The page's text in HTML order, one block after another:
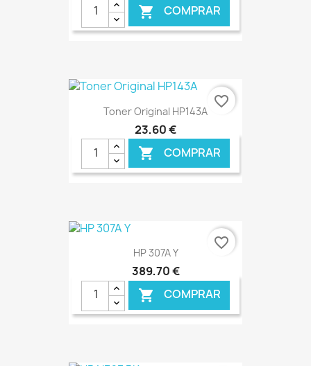
 COMPRAR
€ ONLINE
Toner Original HP143A
23,60 €
 COMPRAR
€ ONLINE
favorite_border
HP 307A Y
389,70 €
 COMPRAR
favorite_border